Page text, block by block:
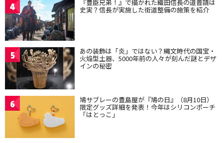
4 『豊臣兄弟！』で描かれた織田信長の道普請は
史実？信長が実施した街道整備の施策を紹介
5 あの装飾は「炎」ではない？縄文時代の国宝・
火焔型土器、5000年前の人々が刻んだ謎とデザ
インの秘密
6 鳩サブレーの豊島屋が『鳩の日』（8月10日）
限定グッズ詳細を発表！今年はシリコンポーチ
「はとっこ」